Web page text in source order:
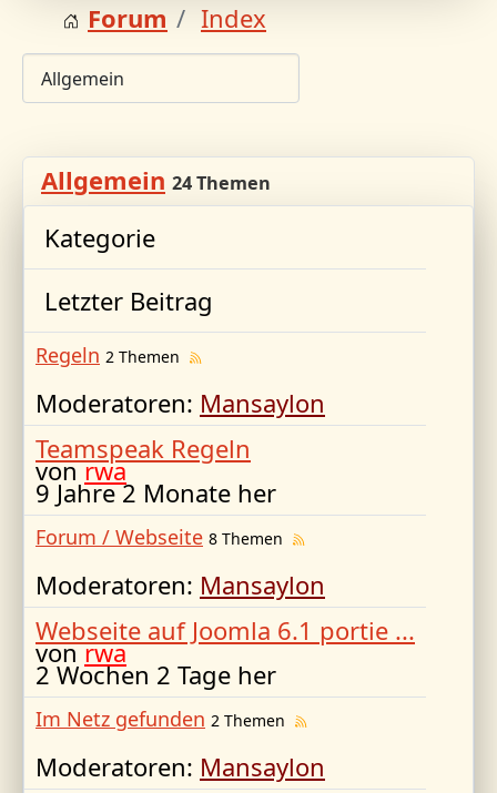
Forum Index
Allgemein 24 Themen
Kategorie
Letzter Beitrag
Regeln 2 Themen
Moderatoren: Mansaylon
Teamspeak Regeln
vonrwa
9 Jahre 2 Monate her
Forum / Webseite 8 Themen
Moderatoren: Mansaylon
Webseite auf Joomla 6.1 portie ...
vonrwa
2 Wochen 2 Tage her
Im Netz gefunden 2 Themen
Moderatoren: Mansaylon